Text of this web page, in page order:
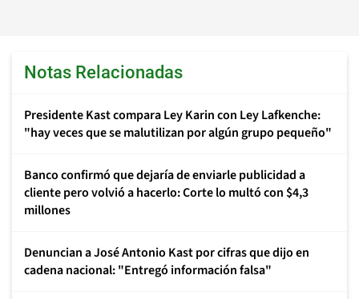
Notas Relacionadas
Presidente Kast compara Ley Karin con Ley Lafkenche:
"hay veces que se malutilizan por algún grupo pequeño"
Banco confirmó que dejaría de enviarle publicidad a
cliente pero volvió a hacerlo: Corte lo multó con $4,3
millones
Denuncian a José Antonio Kast por cifras que dijo en
cadena nacional: "Entregó información falsa"